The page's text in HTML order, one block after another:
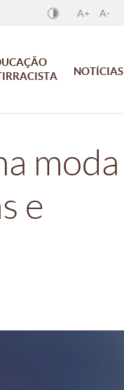
A+ A-
NOTÍCIAS
moda
e